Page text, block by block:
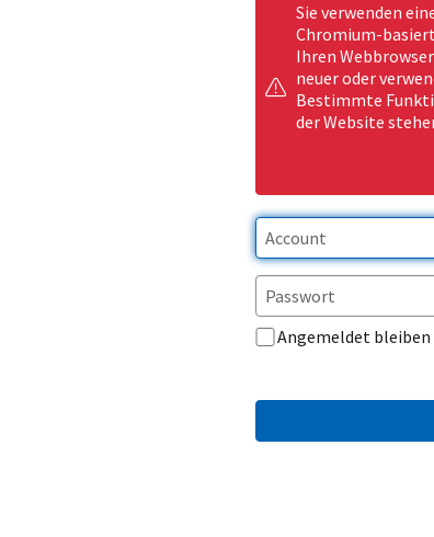
Sie verwenden
Chromium-
Ihren
neuer oder
Bestimmte
der Website
Angemeldet bleiben